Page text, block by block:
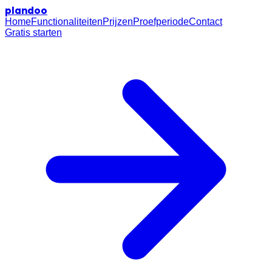
plandoo
HomeFunctionaliteitenPrijzenProefperiodeContact
Gratis starten